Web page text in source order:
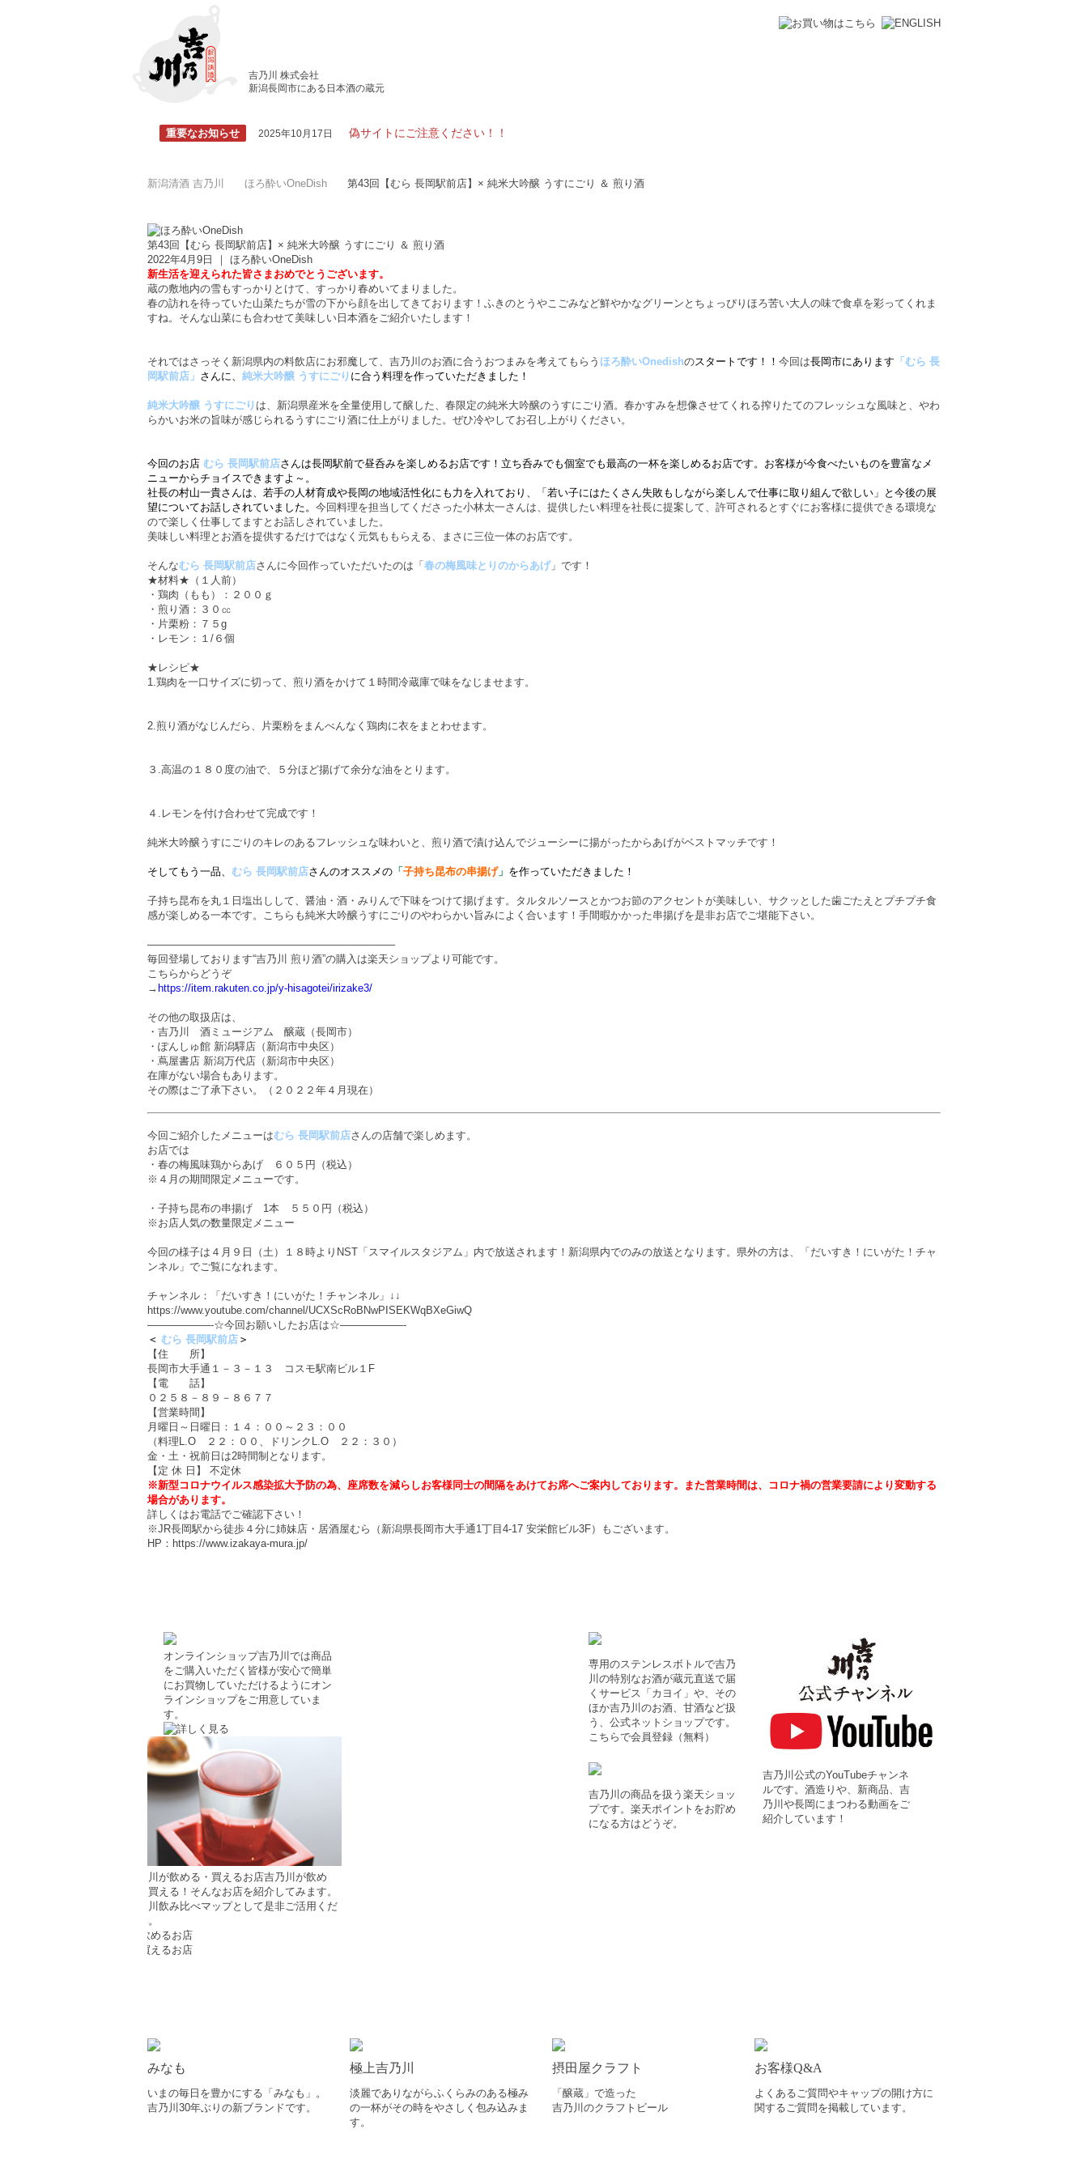
吉乃川 株式会社
新潟長岡市にある日本酒の蔵元
重要なお知らせ 2025年10月17日 偽サイトにご注意ください！！
新潟清酒 吉乃川 ほろ酔いOneDish 第43回【むら 長岡駅前店】× 純米大吟醸 うすにごり ＆ 煎り酒
第43回【むら 長岡駅前店】× 純米大吟醸 うすにごり ＆ 煎り酒
2022年4月9日 ｜ ほろ酔いOneDish
新生活を迎えられた皆さまおめでとうございます。
蔵の敷地内の雪もすっかりとけて、すっかり春めいてまりました。
春の訪れを待っていた山菜たちが雪の下から顔を出してきております！ふきのとうやこごみなど鮮やかなグリーンとちょっぴりほろ苦い大人の味で食卓を彩ってくれま
すね。そんな山菜にも合わせて美味しい日本酒をご紹介いたします！
それではさっそく新潟県内の料飲店にお邪魔して、吉乃川のお酒に合うおつまみを考えてもらう ほろ酔いOnedishのスタートです！！ 今回は長岡市にあります 「むら 長
岡駅前店」 さんに、 純米大吟醸 うすにごり に合う料理を作っていただきました！
純米大吟醸 うすにごり は、新潟県産米を全量使用して醸した、春限定の純米大吟醸のうすにごり酒。春かすみを想像させてくれる搾りたてのフレッシュな風味と、やわ
らかいお米の旨味が感じられるうすにごり酒に仕上がりました。ぜひ冷やしてお召し上がりください。
今回のお店 むら 長岡駅前店さんは長岡駅前で昼呑みを楽しめるお店です！立ち呑みでも個室でも最高の一杯を楽しめるお店です。お客様が今食べたいものを豊富なメ
ニューからチョイスできますよ～。
社長の村山一貴さんは、若手の人材育成や長岡の地域活性化にも力を入れており、「若い子にはたくさん失敗もしながら楽しんで仕事に取り組んで欲しい」と今後の展
望についてお話しされていました。 今回料理を担当してくださった小林太一さんは、提供したい料理を社長に提案して、許可されるとすぐにお客様に提供できる環境な
ので楽しく仕事してますとお話しされていました。
美味しい料理とお酒を提供するだけではなく元気ももらえる、まさに三位一体のお店です。
そんなむら 長岡駅前店さんに今回作っていただいたのは「 春の梅風味とりのからあげ」です！
★材料★（１人前）
・鶏肉（もも）：２００ｇ
・煎り酒：３０㏄
・片栗粉：７５g
・レモン：１/６個
★レシピ★
1.鶏肉を一口サイズに切って、煎り酒をかけて１時間冷蔵庫で味をなじませます。
2.煎り酒がなじんだら、片栗粉をまんべんなく鶏肉に衣をまとわせます。
３.高温の１８０度の油で、５分ほど揚げて余分な油をとります。
４.レモンを付け合わせて完成です！
純米大吟醸うすにごりのキレのあるフレッシュな味わいと、煎り酒で漬け込んでジューシーに揚がったからあげがベストマッチです！
そしてもう一品、 むら 長岡駅前店さんのオススメの 「 子持ち昆布の串揚げ」 を作っていただきました ！
子持ち昆布を丸１日塩出しして、醤油・酒・みりんで下味をつけて揚げます。タルタルソースとかつお節のアクセントが美味しい、サクッとした歯ごたえとプチプチ食
感が楽しめる一本です。こちらも純米大吟醸うすにごりのやわらかい旨みによく合います！手間暇かかった串揚げを是非お店でご堪能下さい。
———————————————————————–
毎回登場しております“吉乃川 煎り酒”の購入は楽天ショップより可能です。
こちらからどうぞ
→ https://item.rakuten.co.jp/y-hisagotei/irizake3/
その他の取扱店は、
・吉乃川 酒ミュージアム 醸蔵（長岡市）
・ぽんしゅ館 新潟驛店（新潟市中央区）
・蔦屋書店 新潟万代店（新潟市中央区）
在庫がない場合もあります。
その際はご了承下さい。（２０２２年４月現在）
今回ご紹介したメニューはむら 長岡駅前店さんの店舗で楽しめます。
お店では
・春の梅風味鶏からあげ ６０５円（税込）
※４月の期間限定メニューです。
・子持ち昆布の串揚げ 1本 ５５０円（税込）
※お店人気の数量限定メニュー
今回の様子は４月９日（土）１８時よりNST「 スマイルスタジアム」内で放送されます！新潟県内でのみの放送となります。県外の方は、「だいすき！にいがた！チャ
ンネル」でご覧になれます。
チャンネル：「だいすき！にいがた！チャンネル」↓↓
https://www.youtube.com/channel/UCXScRoBNwPISEKWqBXeGiwQ
——————-☆今回お願いしたお店は☆——————-
＜ むら 長岡駅前店 ＞
【住 所】
長岡市大手通１－３－１３ コスモ駅南ビル１F
【電 話】
０２５８－８９－８６７７
【営業時間】
月曜日～日曜日：１４：００～２３：００
（料理L.O ２２：００、ドリンクL.O ２２：３０）
金・土・祝前日は2時間制となります。
【定 休 日】 不定休
※新型コロナウイルス感染拡大予防の為、座席数を減らしお客様同士の間隔をあけてお席へご案内しております。また営業時間は、コロナ禍の営業要請により変動する
場合があります。
詳しくはお電話でご確認下さい！
※JR長岡駅から徒歩４分に姉妹店・居酒屋むら（ 新潟県長岡市大手通1丁目4-17 安栄館ビル3F）もございます。
HP：https://www.izakaya-mura.jp/
オンラインショップ吉乃川では商品
をご購入いただく皆様が安心で簡単
にお買物していただけるようにオン
ラインショップをご用意していま
す。
吉乃川が飲める・買えるお店吉乃川が飲め
る！買える！そんなお店を紹介してみます。
吉乃川飲み比べマップとして是非ご活用くだ
さい。
専用のステンレスボトルで吉乃
川の特別なお酒が蔵元直送で届
くサービス「カヨイ」や、その
ほか吉乃川のお酒、甘酒など扱
う、公式ネットショップです。
こちらで会員登録（無料）
吉乃川の商品を扱う楽天ショッ
プです。楽天ポイントをお貯め
になる方はどうぞ。
吉乃川公式のYouTubeチャンネ
ルです。酒造りや、新商品、吉
乃川や長岡にまつわる動画をご
紹介しています！
みなも
いまの毎日を豊かにする「みなも」。
吉乃川30年ぶりの新ブランドです。
極上吉乃川
淡麗でありながらふくらみのある極み
の一杯がその時をやさしく包み込みま
す。
摂田屋クラフト
「醸蔵」で造った
吉乃川のクラフトビール
お客様Q&A
よくあるご質問やキャップの開け方に
関するご質問を掲載しています。